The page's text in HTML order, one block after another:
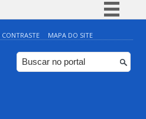
Simplifique!
Comunica BR
Participe
MAPA DO SITE